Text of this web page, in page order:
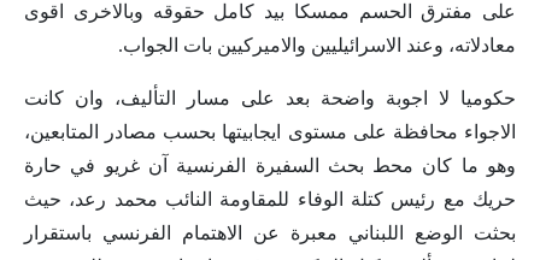
على مفترق الحسم ممسكا بيد كامل حقوقه وبالاخرى اقوى
معادلاته، وعند الاسرائيليين والاميركيين بات الجواب.
حكوميا لا اجوبة واضحة بعد على مسار التأليف، وان كانت
الاجواء محافظة على مستوى ايجابيتها بحسب مصادر المتابعين،
وهو ما كان محط بحث السفيرة الفرنسية آن غريو في حارة
حريك مع رئيس كتلة الوفاء للمقاومة النائب محمد رعد، حيث
بحثت الوضع اللبناني معبرة عن الاهتمام الفرنسي باستقرار